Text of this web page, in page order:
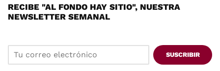
RECIBE "AL FONDO HAY SITIO", NUESTRA
NEWSLETTER SEMANAL
SUSCRIBIR